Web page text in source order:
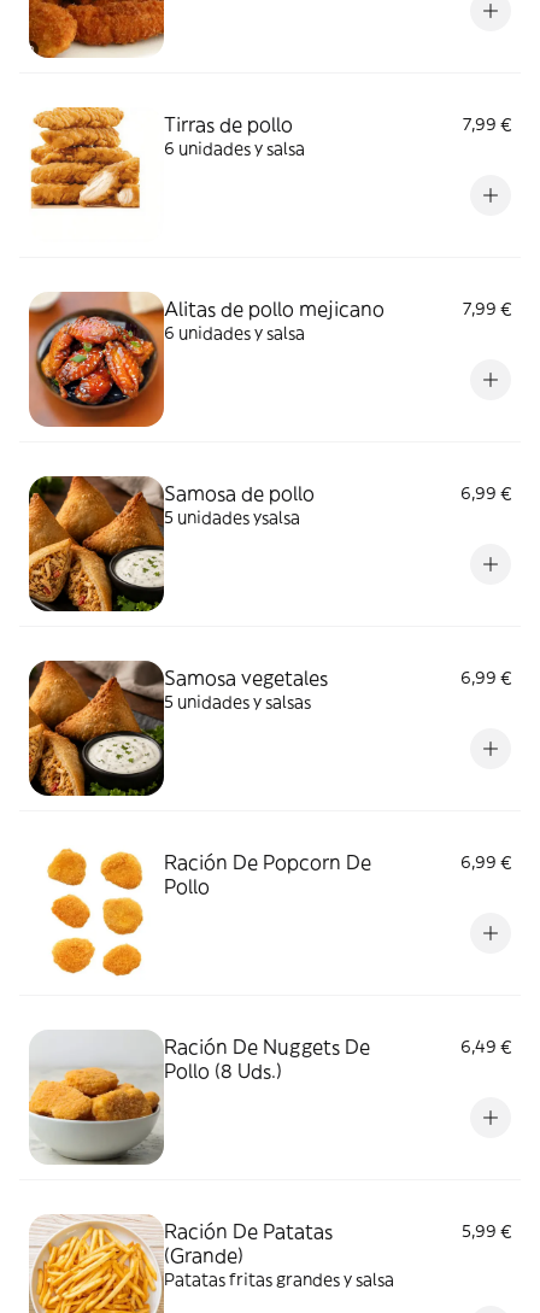
Tirras de pollo
7,99 €
6 unidades y salsa
Alitas de pollo mejicano
7,99 €
6 unidades y salsa
Samosa de pollo
6,99 €
5 unidades ysalsa
Samosa vegetales
6,99 €
5 unidades y salsas
Ración De Popcorn De
Pollo
6,99 €
Ración De Nuggets De
Pollo (8 Uds.)
6,49 €
Ración De Patatas
(Grande)
5,99 €
Patatas fritas grandes y salsa